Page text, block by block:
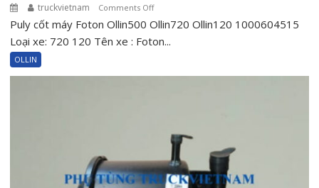
truckvietnam Comments Offon
Puly
cốt
Puly cốt máy Foton Ollin500 Ollin720 Ollin120 1000604515
Loại xe: 720 120 Tên xe : Foton...
OLLIN